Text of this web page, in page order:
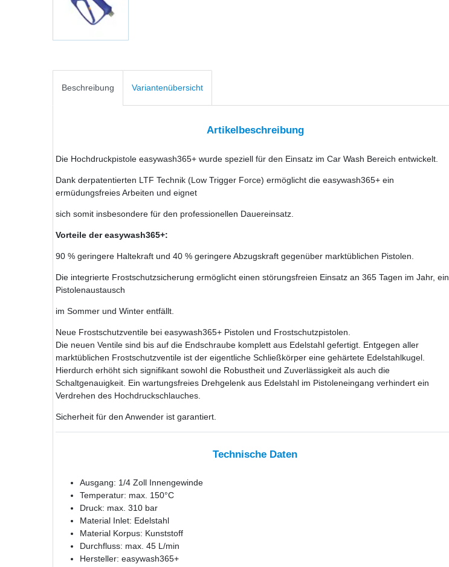
Beschreibung Variantenübersicht
Artikelbeschreibung
Die Hochdruckpistole easywash365+ wurde speziell für den Einsatz im Car Wash Bereich entwickelt.
Dank derpatentierten LTF Technik (Low Trigger Force) ermöglicht die easywash365+ ein
ermüdungsfreies Arbeiten und eignet
sich somit insbesondere für den professionellen Dauereinsatz.
Vorteile der easywash365+:
90 % geringere Haltekraft und 40 % geringere Abzugskraft gegenüber marktüblichen Pistolen.
Die integrierte Frostschutzsicherung ermöglicht einen störungsfreien Einsatz an 365 Tagen im Jahr, ein
Pistolenaustausch
im Sommer und Winter entfällt.
Neue Frostschutzventile bei easywash365+ Pistolen und Frostschutzpistolen.
Die neuen Ventile sind bis auf die Endschraube komplett aus Edelstahl gefertigt. Entgegen aller
marktüblichen Frostschutzventile ist der eigentliche Schließkörper eine gehärtete Edelstahlkugel.
Hierdurch erhöht sich signifikant sowohl die Robustheit und Zuverlässigkeit als auch die
Schaltgenauigkeit. Ein wartungsfreies Drehgelenk aus Edelstahl im Pistoleneingang verhindert ein
Verdrehen des Hochdruckschlauches.
Sicherheit für den Anwender ist garantiert.
Technische Daten
Ausgang: 1/4 Zoll Innengewinde
Temperatur: max. 150°C
Druck: max. 310 bar
Material Inlet: Edelstahl
Material Korpus: Kunststoff
Durchfluss: max. 45 L/min
Hersteller: easywash365+